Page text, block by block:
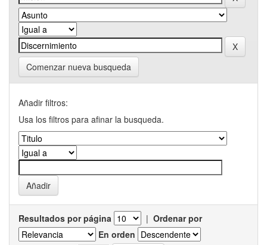
Comenzar nueva busqueda
Añadir filtros:
Usa los filtros para afinar la busqueda.
Resultados por página | Ordenar por
En orden